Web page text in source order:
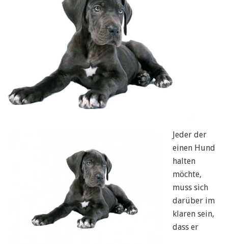
Jeder der
einen Hund
halten
möchte,
muss sich
darüber im
klaren sein,
dass er